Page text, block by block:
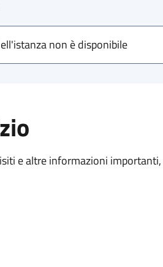
non è disponibile
e altre informazioni